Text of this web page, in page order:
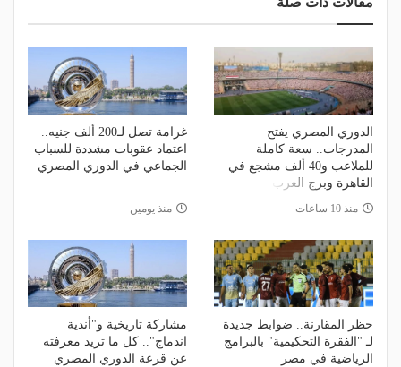
الدوري المصري يفتح
المدرجات.. سعة كاملة
للملاعب و40 ألف مشجع في
القاهرة وبرج العرب
منذ 10 ساعات
غرامة تصل لـ200 ألف جنيه..
اعتماد عقوبات مشددة للسباب
الجماعي في الدوري المصري
منذ يومين
حظر المقارنة.. ضوابط جديدة
لـ "الفقرة التحكيمية" بالبرامج
الرياضية في مصر
مشاركة تاريخية و"أندية
اندماج".. كل ما تريد معرفته
عن قرعة الدوري المصري